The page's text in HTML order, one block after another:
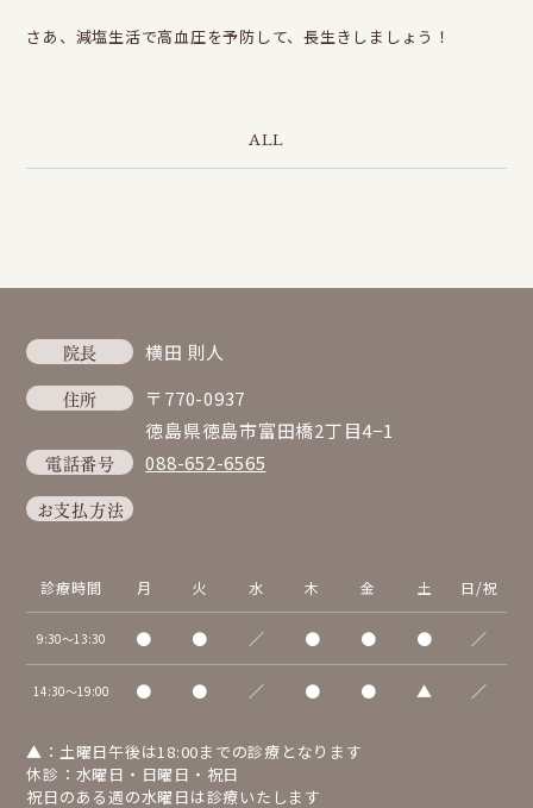
さあ、減塩生活で高血圧を予防して、長生きしましょう！
ALL
院長 横田 則人
住所
〒770-0937
徳島県徳島市富田橋2丁目4−1
電話番号 088-652-6565
お支払方法
診療時間 月 火 水 木 金 土 日/祝
9:30～13:30 ● ● ／ ● ● ● ／
14:30～19:00 ● ● ／ ● ● ▲ ／
▲：土曜日午後は18:00までの診療となります
休診：水曜日・日曜日・祝日
祝日のある週の水曜日は診療いたします